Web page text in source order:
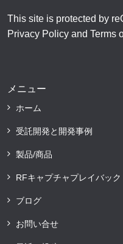
This site is protected by
Privacy Policy and Terms
メニュー
ホーム
受託開発と開発事例
製品/商品
RFキャプチャプレイバック
ブログ
お問い合せ